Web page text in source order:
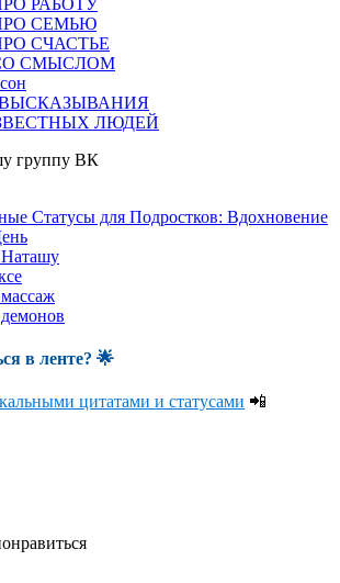
СЕМЬЮ
СЧАСТЬЕ
СМЫСЛОМ
ЛЮДЕЙ
группу ВК
Статусы для Подростков: Вдохновение
в ленте? 🌟
цитатами и статусами 📲